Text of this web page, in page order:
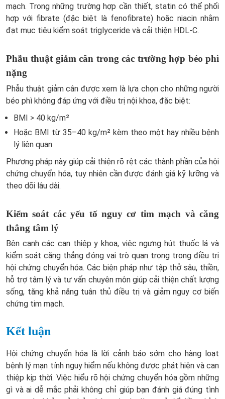
mạch. Trong những trường hợp cần thiết, statin có thể phối
hợp với fibrate (đặc biệt là fenofibrate) hoặc niacin nhằm
đạt mục tiêu kiểm soát triglyceride và cải thiện HDL-C.
Phẫu thuật giảm cân trong các trường hợp béo phì
nặng
Phẫu thuật giảm cân được xem là lựa chọn cho những người
béo phì không đáp ứng với điều trị nội khoa, đặc biệt:
BMI > 40 kg/m²
Hoặc BMI từ 35–40 kg/m² kèm theo một hay nhiều bệnh
lý liên quan
Phương pháp này giúp cải thiện rõ rệt các thành phần của hội
chứng chuyển hóa, tuy nhiên cần được đánh giá kỹ lưỡng và
theo dõi lâu dài.
Kiểm soát các yếu tố nguy cơ tim mạch và căng
thẳng tâm lý
Bên cạnh các can thiệp y khoa, việc ngưng hút thuốc lá và
kiểm soát căng thẳng đóng vai trò quan trọng trong điều trị
hội chứng chuyển hóa. Các biện pháp như tập thở sâu, thiền,
hỗ trợ tâm lý và tư vấn chuyên môn giúp cải thiện chất lượng
sống, tăng khả năng tuân thủ điều trị và giảm nguy cơ biến
chứng tim mạch.
Kết luận
Hội chứng chuyển hóa là lời cảnh báo sớm cho hàng loạt
bệnh lý mạn tính nguy hiểm nếu không được phát hiện và can
thiệp kịp thời. Việc hiểu rõ hội chứng chuyển hóa gồm những
gì và ai dễ mắc phải không chỉ giúp bạn đánh giá đúng tình